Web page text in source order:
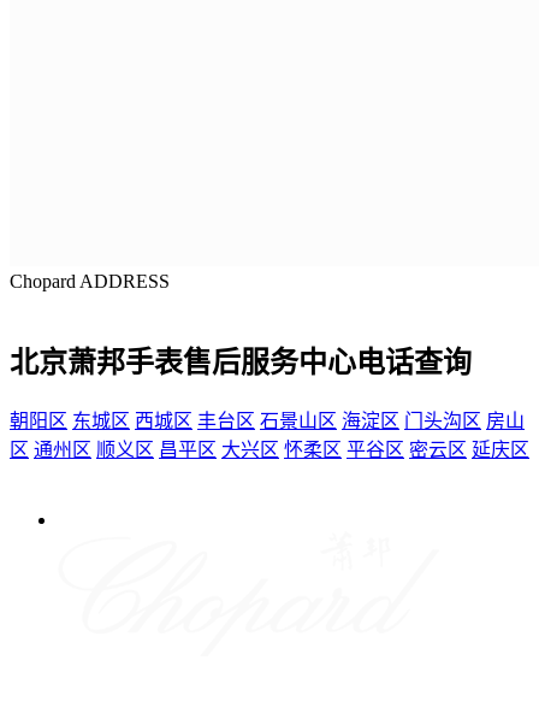
Chopard ADDRESS
北京萧邦手表售后服务中心电话查询
朝阳区 东城区 西城区 丰台区 石景山区 海淀区 门头沟区 房山
区 通州区 顺义区 昌平区 大兴区 怀柔区 平谷区 密云区 延庆区